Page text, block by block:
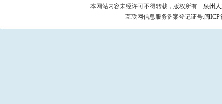
本网站内容未经许可不得转载，版权所有
泉州
互联网信息服务备案登记证号:闽ICP